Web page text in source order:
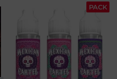
PACK